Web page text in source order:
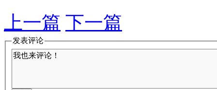
上一篇 下一篇
发表评论